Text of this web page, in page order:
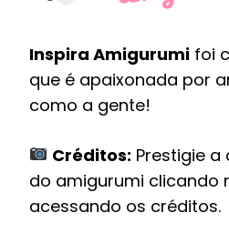
Inspira Amigurumi foi
que é apaixonada por
como a gente!
Créditos: Prestigie
do amigurumi clicando
acessando os créditos.